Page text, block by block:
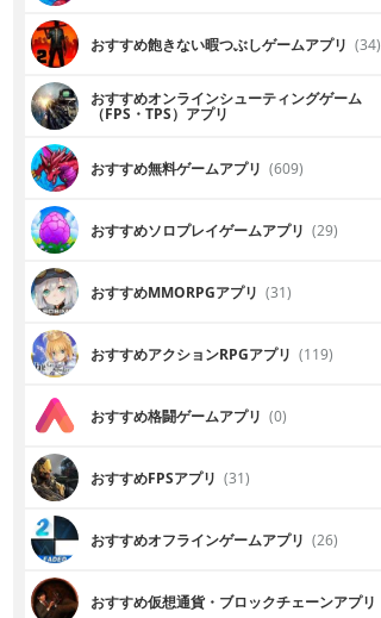
おすすめ飽きない暇つぶしゲームアプリ (34)
おすすめオンラインシューティングゲーム
（FPS・TPS）アプリ
おすすめ無料ゲームアプリ (609)
おすすめソロプレイゲームアプリ (29)
おすすめ MMORPGアプリ (31)
おすすめアクションRPGアプリ (119)
おすすめ格闘ゲームアプリ (0)
おすすめFPSアプリ (31)
おすすめオフラインゲームアプリ (26)
おすすめ仮想通貨・ブロックチェーンアプリ